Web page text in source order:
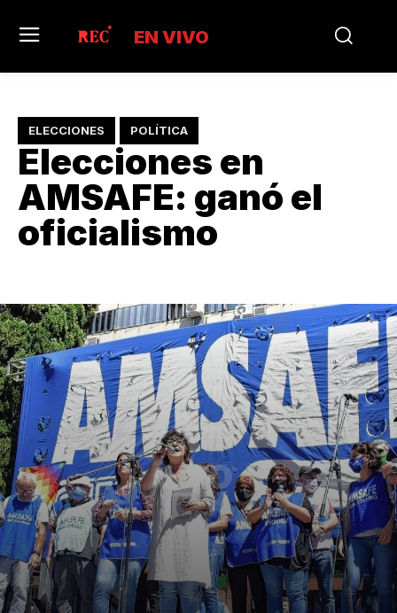
EN VIVO
ELECCIONES POLÍTICA
Elecciones en
AMSAFE: ganó el
oficialismo